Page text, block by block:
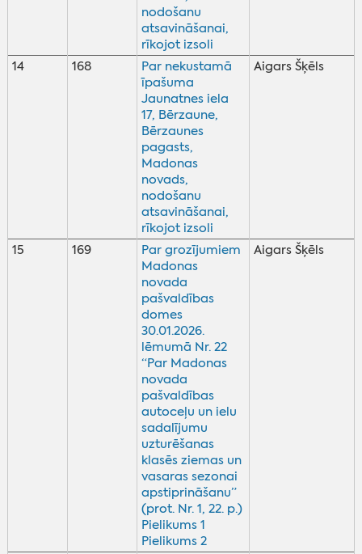
nodošanu
atsavināšanai,
rīkojot izsoli
14
168
Par nekustamā
īpašuma
Jaunatnes iela
17, Bērzaune,
Bērzaunes
pagasts,
Madonas
novads,
nodošanu
atsavināšanai,
rīkojot izsoli
Aigars Šķēls
15 169
Par grozījumiem
Madonas
novada
pašvaldības
domes
30.01.2026.
lēmumā Nr. 22
“Par Madonas
novada
pašvaldības
autoceļu un ielu
sadalījumu
uzturēšanas
klasēs ziemas un
vasaras sezonai
apstiprināšanu”
(prot. Nr. 1, 22. p.)
Pielikums 1
Pielikums 2
Aigars Šķēls